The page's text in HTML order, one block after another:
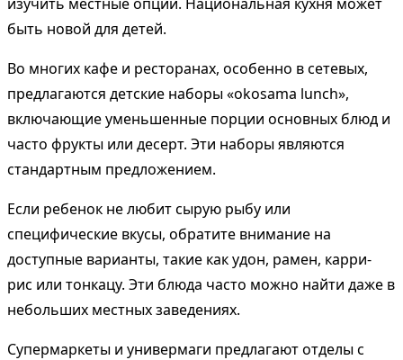
быть новой для детей.
Во многих кафе и ресторанах, особенно в сетевых,
предлагаются детские наборы «okosama lunch»,
включающие уменьшенные порции основных блюд и
часто фрукты или десерт. Эти наборы являются
стандартным предложением.
Если ребенок не любит сырую рыбу или
специфические вкусы, обратите внимание на
доступные варианты, такие как удон, рамен, карри-
рис или тонкацу. Эти блюда часто можно найти даже в
небольших местных заведениях.
Супермаркеты и универмаги предлагают отделы с